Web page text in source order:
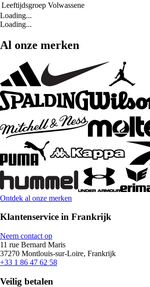
Leeftijdsgroep Volwassene
Loading...
Loading...
Al onze merken
Ontdek al onze merken
Klantenservice in Frankrijk
Neem contact op
11 rue Bernard Maris
37270 Montlouis-sur-Loire, Frankrijk
+33 1 86 47 62 58
Veilig betalen